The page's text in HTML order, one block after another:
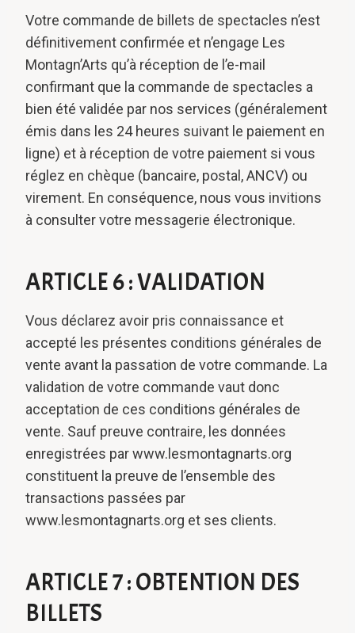
Votre commande de billets de spectacles n’est
définitivement confirmée et n’engage Les
Montagn’Arts qu’à réception de l’e-mail
confirmant que la commande de spectacles a
bien été validée par nos services (généralement
émis dans les 24 heures suivant le paiement en
ligne) et à réception de votre paiement si vous
réglez en chèque (bancaire, postal, ANCV) ou
virement. En conséquence, nous vous invitions
à consulter votre messagerie électronique.
ARTICLE 6 : VALIDATION
Vous déclarez avoir pris connaissance et
accepté les présentes conditions générales de
vente avant la passation de votre commande. La
validation de votre commande vaut donc
acceptation de ces conditions générales de
vente. Sauf preuve contraire, les données
enregistrées par www.lesmontagnarts.org
constituent la preuve de l’ensemble des
transactions passées par
www.lesmontagnarts.org et ses clients.
ARTICLE 7 : OBTENTION DES
BILLETS